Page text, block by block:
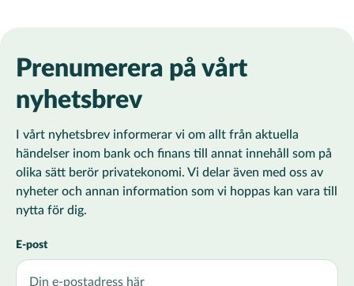
Prenumerera på vårt
nyhetsbrev
I vårt nyhetsbrev informerar vi om allt från aktuella
händelser inom bank och finans till annat innehåll som på
olika sätt berör privatekonomi. Vi delar även med oss av
nyheter och annan information som vi hoppas kan vara till
nytta för dig.
E-post